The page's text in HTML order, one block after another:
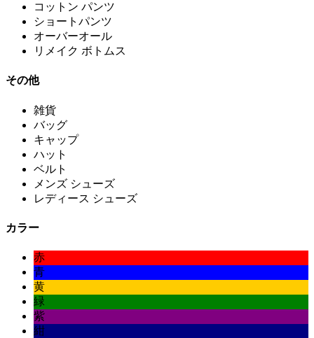
コットン パンツ
ショートパンツ
オーバーオール
リメイク ボトムス
その他
雑貨
バッグ
キャップ
ハット
ベルト
メンズ シューズ
レディース シューズ
カラー
赤
青
黄
緑
紫
紺